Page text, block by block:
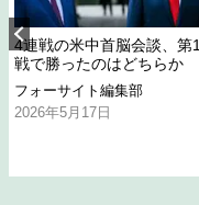
4連戦の米中首脳会談、第1
戦で勝ったのはどちらか
フォーサイト編集部
2026年5月17日